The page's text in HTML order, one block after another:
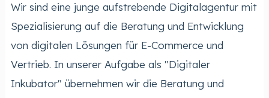
Wir sind eine junge aufstrebende Digitalagentur mit
Spezialisierung auf die Beratung und Entwicklung
von digitalen Lösungen für E-Commerce und
Vertrieb. In unserer Aufgabe als "Digitaler
Inkubator" übernehmen wir die Beratung und